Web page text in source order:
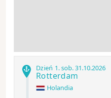
Dzień 1.sob.31.10.2026
Rotterdam
Holandia